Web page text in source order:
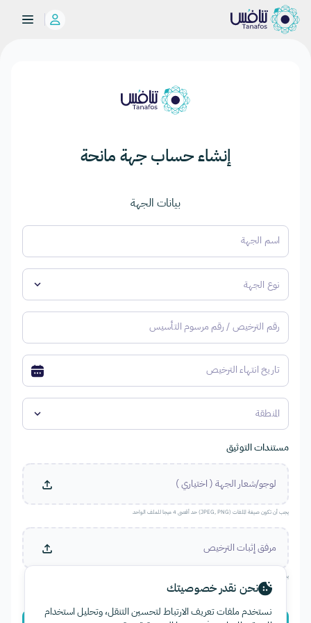
إنشاء حساب جهة مانحة
بيانات الجهة
اسم الجهة
نوع الجهة keyboard_arrow_down
رقم الترخيص / رقم مرسوم التأسيس
تاريخ انتهاء الترخيص
المنطقة keyboard_arrow_down
مستندات التوثيق
لوجو/شعار الجهة( اختياري )
يجب أن تكون صيغة الملفات (JPEG, PNG) حد أقصى
مرفق إثبات الترخيص
يجب أن تكون صيغة الملفات
نحن نقدر خصوصيتك
نستخدم ملفات تعريف الارتباط لتحسين التنقل، وتحليل استخدام